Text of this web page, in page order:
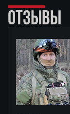
ОТЗЫВЫ